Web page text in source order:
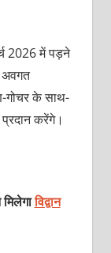
2026 में पड़ने
अवगत
गोचर के साथ-
प्रदान करेंगे।
मिलेगाविद्वान